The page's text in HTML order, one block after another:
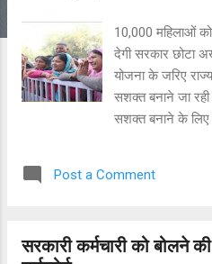
10,000 महिलाओं
देगी सरकार छोटा
योजना के जरिए
सशक्त बनाने जा
सशक्त बनाने के लिए
कर सकेंगी और उनकी
फिर आजीविका के
Post a Comment
सरकारी कर्मचारी को बोलने